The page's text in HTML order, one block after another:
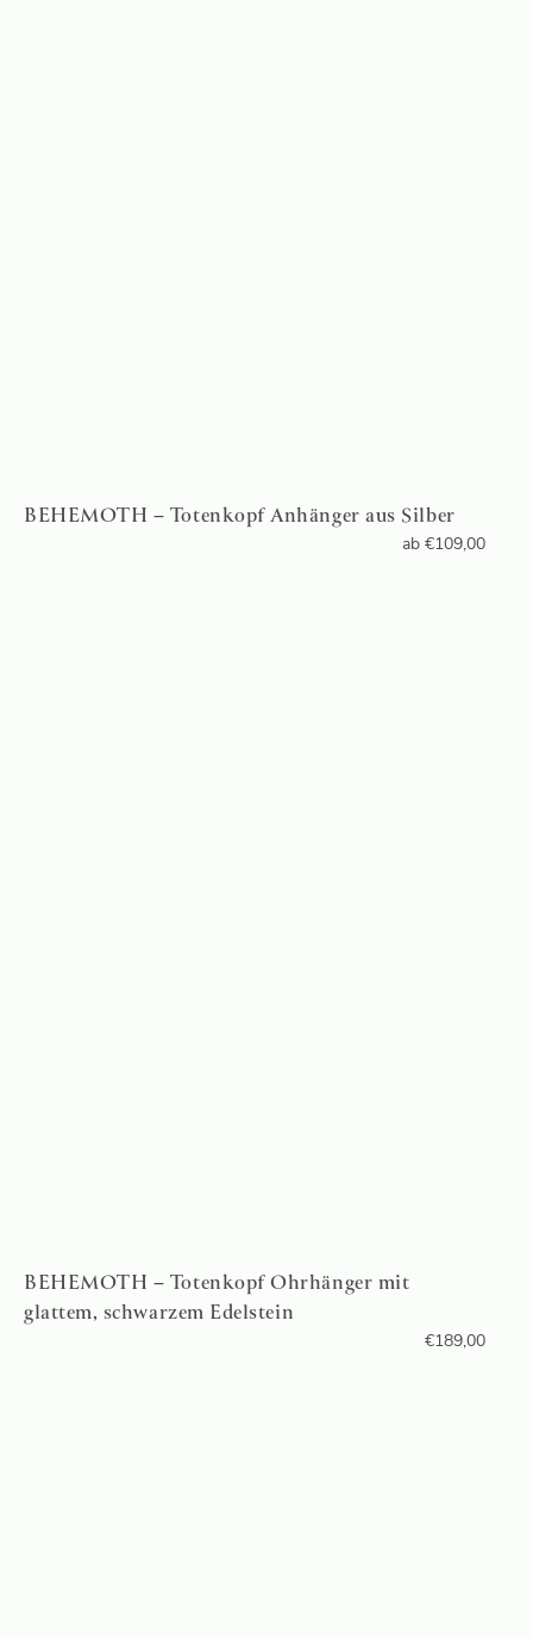
BEHEMOTH – Totenkopf Anhänger aus Silber
ab €109,00
BEHEMOTH – Totenkopf Ohrhänger mit
glattem, schwarzem Edelstein
€189,00